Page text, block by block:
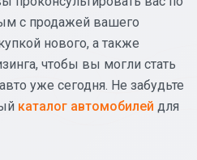
с продажей вашего
нового, а также
чтобы вы могли стать
уже сегодня. Не забудьте
каталог автомобилей для